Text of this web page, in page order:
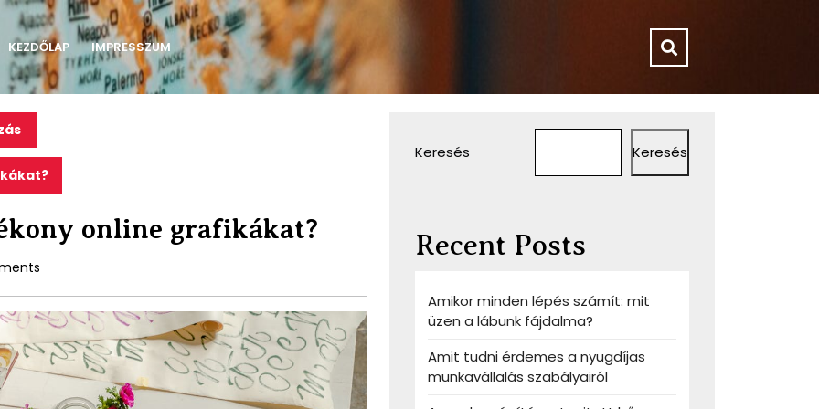
KEZDŐLAP IMPRESSZUM
online grafikákat?
Keresés Keresés
Recent Posts
Amikor minden lépés számít: mit
üzen a lábunk fájdalma?
Amit tudni érdemes a nyugdíjas
munkavállalás szabályairól